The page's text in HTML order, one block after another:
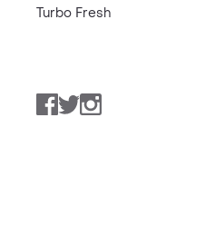
Turbo Fresh
Facebook
TwitterInstagram